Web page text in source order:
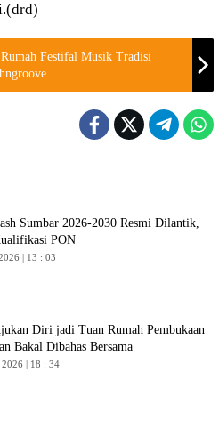
Festifal Musik Tradisi
Sumbar 2026-2030 Resmi Dilantik,
PON
| 13 : 03
Diri jadi Tuan Rumah Pembukaan
Bakal Dibahas Bersama
2026 | 18 : 34